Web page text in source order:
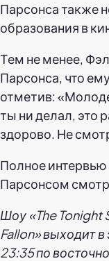
Парсонса также
образования в
Тем не менее,
Парсонса, что
отметив:
ты ни делал, это
здорово. Не
Полное
Парсонсом
Шоу «The Tonight
Fallon» выходит
23:35 по